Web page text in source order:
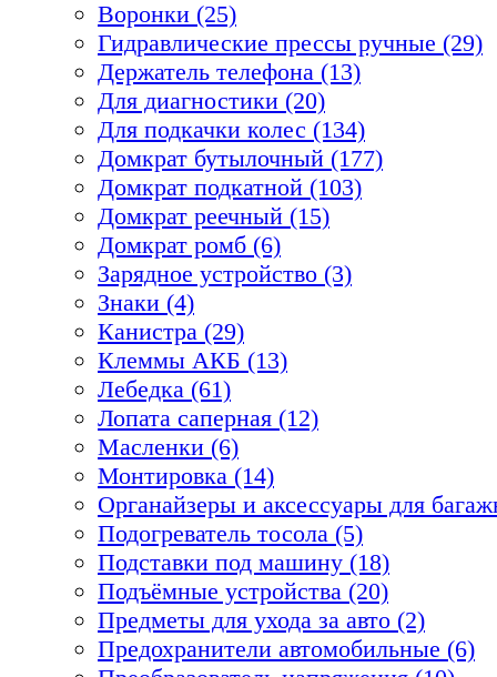
Воронки (25)
Гидравлические прессы ручные (29)
Держатель телефона (13)
Для диагностики (20)
Для подкачки колес (134)
Домкрат бутылочный (177)
Домкрат подкатной (103)
Домкрат реечный (15)
Домкрат ромб (6)
Зарядное устройство (3)
Знаки (4)
Канистра (29)
Клеммы АКБ (13)
Лебедка (61)
Лопата саперная (12)
Масленки (6)
Монтировка (14)
Органайзеры и аксессуары для
Подогреватель тосола (5)
Подставки под машину (18)
Подъёмные устройства (20)
Предметы для ухода за авто (2)
Предохранители автомобильные (6)